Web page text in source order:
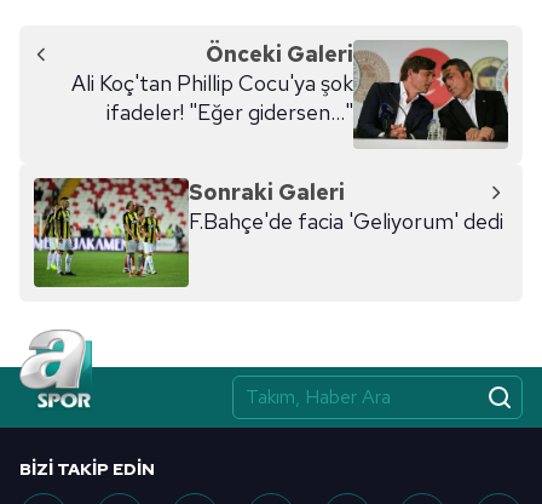
Önceki Galeri
Ali Koç'tan Phillip Cocu'ya şok
ifadeler! "Eğer gidersen..."
Sonraki Galeri
F.Bahçe'de facia 'Geliyorum' dedi
BIZI TAKIP EDIN